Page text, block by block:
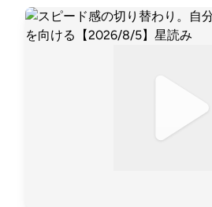
星とカードとアロマの知識を￼世
ttps://stand.fm/channels/